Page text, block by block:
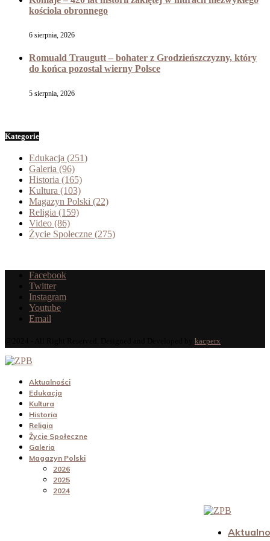
kościoła obronnego
6 sierpnia, 2026
Romuald Traugutt – bohater z Grodzieńszczyzny, który
do końca pozostał wierny Polsce
5 sierpnia, 2026
Kategorie
Edukacja (251)
Galeria (96)
Historia (165)
Kultura (103)
Magazyn Polski (22)
Religia (159)
Video (86)
Życie Społeczne (275)
Facebook
Twitter
Instagram
Youtube
Email
kacperx
Aktualności
Edukacja
Kultura
Historia
Religia
Życie Społeczne
Galeria
Magazyn Polski
2026
2025
2024